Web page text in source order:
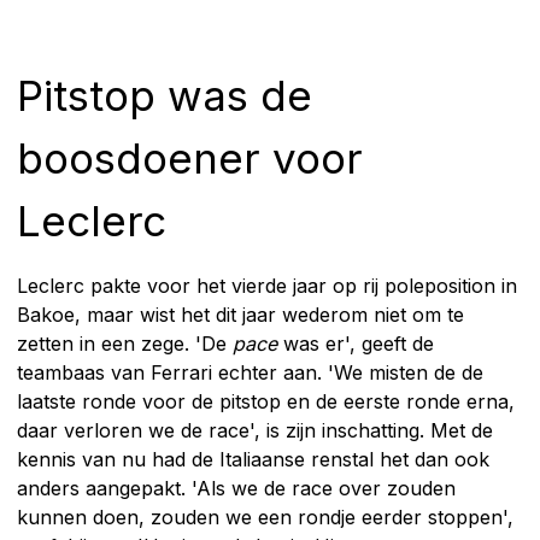
Pitstop was de
boosdoener voor
Leclerc
Leclerc pakte voor het vierde jaar op rij poleposition in
Bakoe, maar wist het dit jaar wederom niet om te
zetten in een zege. 'De pacewas er', geeft de
teambaas van Ferrari echter aan. 'We misten de de
laatste ronde voor de pitstop en de eerste ronde erna,
daar verloren we de race', is zijn inschatting. Met de
kennis van nu had de Italiaanse renstal het dan ook
anders aangepakt. 'Als we de race over zouden
kunnen doen, zouden we een rondje eerder stoppen',